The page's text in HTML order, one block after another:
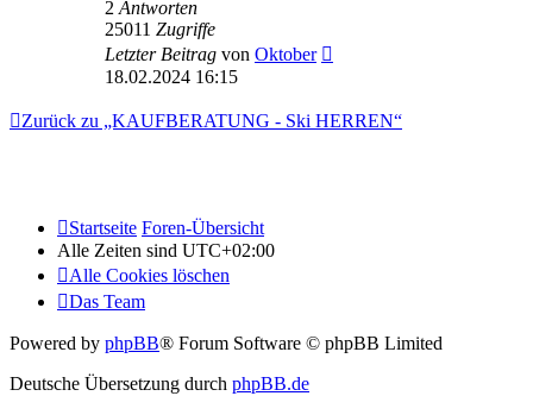
2 Antworten
25011 Zugriffe
Letzter Beitrag von Oktober
18.02.2024 16:15
Zurück zu „KAUFBERATUNG - Ski HERREN“
Startseite Foren-Übersicht
Alle Zeiten sind UTC+02:00
Alle Cookies löschen
Das Team
Powered by phpBB® Forum Software © phpBB Limited
Deutsche Übersetzung durch phpBB.de